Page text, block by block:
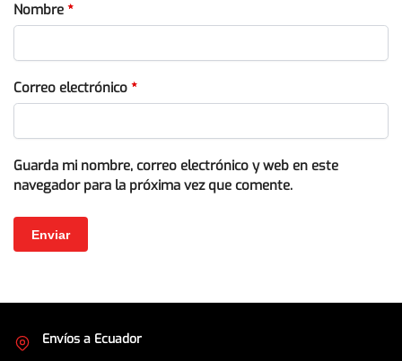
Nombre *
Correo electrónico *
Guarda mi nombre, correo electrónico y web en este
navegador para la próxima vez que comente.
Envíos a Ecuador